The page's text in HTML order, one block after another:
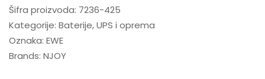
Šifra proizvoda: 7236-425
Kategorije: Baterije,UPS i oprema
Oznaka: EWE
Brands: NJOY